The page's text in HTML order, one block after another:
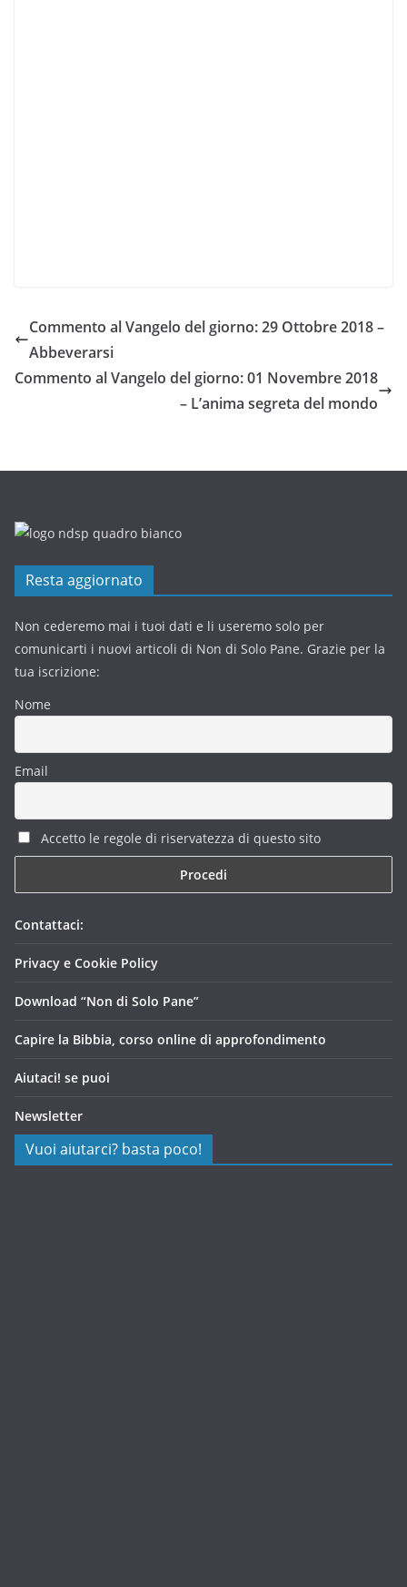
Commento al Vangelo del giorno: 29 Ottobre 2018 –
Abbeverarsi
Commento al Vangelo del giorno: 01 Novembre 2018
– L’anima segreta del mondo
Resta aggiornato
Non cederemo mai i tuoi dati e li useremo solo per
comunicarti i nuovi articoli di Non di Solo Pane. Grazie per la
tua iscrizione:
Nome
Email
Accetto le regole di riservatezza di questo sito
Contattaci:
Privacy e Cookie Policy
Download “Non di Solo Pane”
Capire la Bibbia, corso online di approfondimento
Aiutaci! se puoi
Newsletter
Vuoi aiutarci? basta poco!